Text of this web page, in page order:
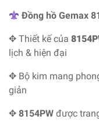
Đồng hồ Gemax
✥ Thiết kế của
lịch & hiện đại
✥ Bộ kim mang
giản
✥ 8154PW được